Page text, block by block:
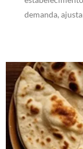
demanda,